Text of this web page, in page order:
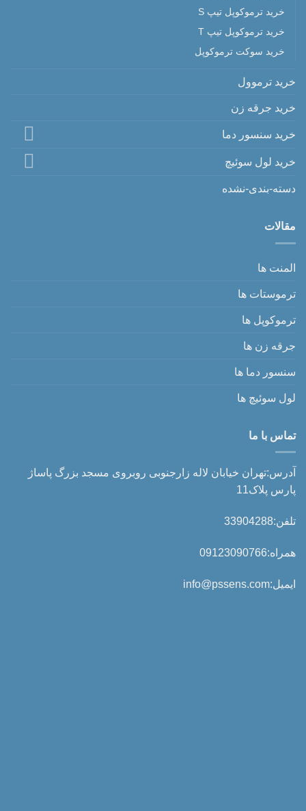
خرید ترموکوپل تیپ S
خرید ترموکوپل تیپ T
خرید سوکت ترموکوپل
خرید ترموول
خرید جرقه زن
خرید سنسور دما
خرید لول سوئیچ
دسته-بندی-نشده
مقالات
المنت ها
ترموستات ها
ترموکوپل ها
جرقه زن ها
سنسور دما ها
لول سوئیچ ها
تماس با ما
آدرس:تهران خیابان لاله زارجنوبی روبروی مسجد بزرگ پاساژ
پارس پلاک11
تلفن:33904288
همراه:09123090766
ایمیل:info@pssens.com